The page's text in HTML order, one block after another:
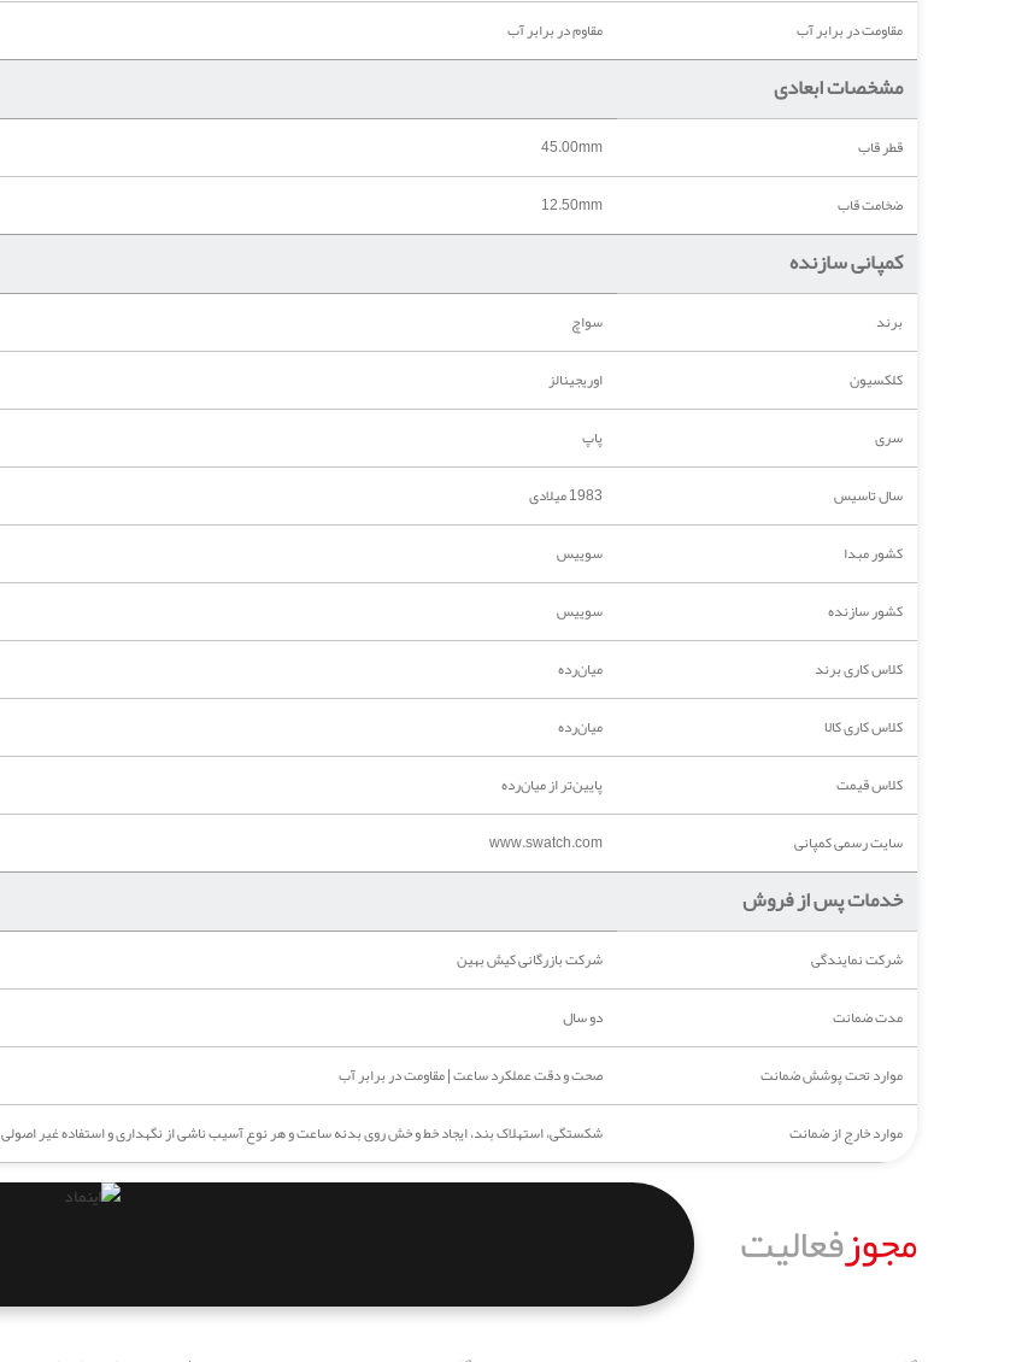
مقاومت در برابر آب
مقاوم در برابر آب
مشخصات ابعادی
قطر قاب
45.00mm
ضخامت قاب
12.50mm
کمپانی سازنده
برند
سواچ
کلکسیون
اوریجینالز
سری
پاپ
سال تاسیس
1983 میلادی
کشور مبدا
سوییس
کشور سازنده
سوییس
کلاس کاری برند
میان‌رده
کلاس کاری کالا
میان‌رده
کلاس قیمت
پایین‌تر از میان‌رده
سایت رسمی کمپانی
www.swatch.com
خدمات پس از فروش
شرکت نمایندگی
شرکت بازرگانی کیش بهین
مدت ضمانت
دو سال
موارد تحت پوشش ضمانت
صحت و دقت عملکرد ساعت | مقاومت در برابر آب
موارد خارج از ضمانت
شکستگی، استهلاک بند، ایجاد خط و خش روی بدنه ساعت و هر نوع آسیب ناشی از نگهداری و استفاده غیر اصولی
مجوزفعالیت